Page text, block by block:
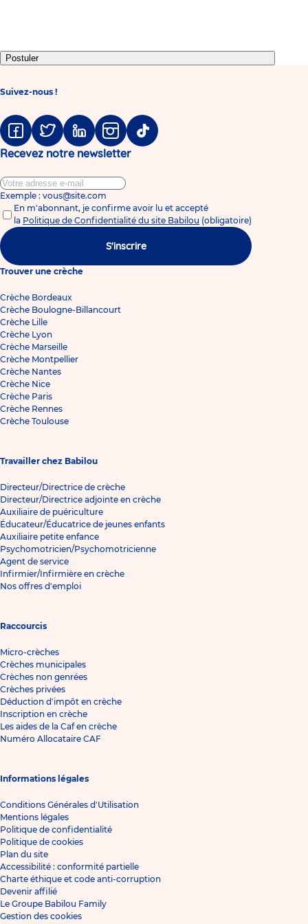
Postuler
Suivez-nous !
FacebookTwitter LinkedinInstagramTiktok
Recevez notre newsletter
Exemple : vous@site.com
En m'abonnant, je confirme avoir lu et accepté
la Politique de Confidentialité du site Babilou (obligatoire)
S'inscrire
Trouver une crèche
Crèche Bordeaux
Crèche Boulogne-Billancourt
Crèche Lille
Crèche Lyon
Crèche Marseille
Crèche Montpellier
Crèche Nantes
Crèche Nice
Crèche Paris
Crèche Rennes
Crèche Toulouse
Travailler chez Babilou
Directeur/Directrice de crèche
Directeur/Directrice adjointe en crèche
Auxiliaire de puériculture
Éducateur/Éducatrice de jeunes enfants
Auxiliaire petite enfance
Psychomotricien/Psychomotricienne
Agent de service
Infirmier/Infirmière en crèche
Nos offres d'emploi
Raccourcis
Micro-crèches
Crèches municipales
Crèches non genrées
Crèches privées
Déduction d'impôt en crèche
Inscription en crèche
Les aides de la Caf en crèche
Numéro Allocataire CAF
Informations légales
Conditions Générales d'Utilisation
Mentions légales
Politique de confidentialité
Politique de cookies
Plan du site
Accessibilité : conformité partielle
Charte éthique et code anti-corruption
Devenir affilié
Le Groupe Babilou Family
Gestion des cookies